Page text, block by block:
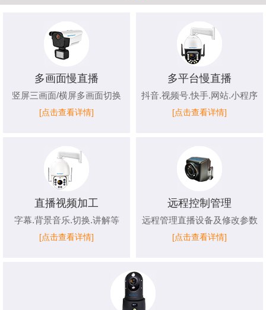
多画面慢直播
竖屏三画面/横屏多画面切换
[点击查看详情]
多平台慢直播
抖音.视频号.快手.网站.小程序
[点击查看详情]
直播视频加工
字幕.背景音乐.切换.讲解等
[点击查看详情]
远程控制管理
远程管理直播设备及修改参数
[点击查看详情]